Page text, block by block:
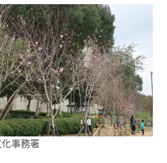
事務署